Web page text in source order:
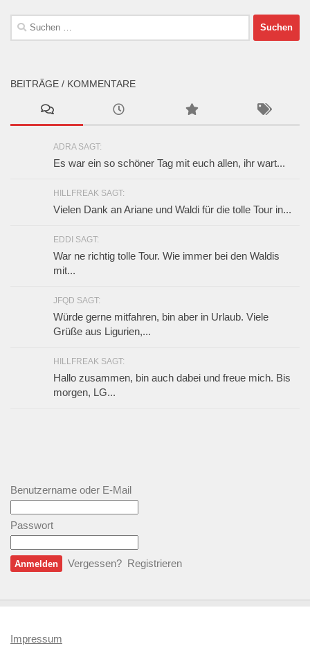
Suchen
nach:
BEITRÄGE / KOMMENTARE
ADRA SAGT:
Es war ein so schöner Tag mit euch allen, ihr wart...
HILLFREAK SAGT:
Vielen Dank an Ariane und Waldi für die tolle Tour in...
EDDI SAGT:
War ne richtig tolle Tour. Wie immer bei den Waldis
mit...
JFQD SAGT:
Würde gerne mitfahren, bin aber in Urlaub. Viele
Grüße aus Ligurien,...
HILLFREAK SAGT:
Hallo zusammen, bin auch dabei und freue mich. Bis
morgen, LG...
Benutzername oder E-Mail
Passwort
Vergessen? Registrieren
Impressum